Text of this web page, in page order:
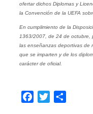
ofertar dichos Diplomas y
la Convención de la UEFA
En cumplimiento de la
1363/2007, de 24 de octubre,
las enseñanzas deportivas de
que se imparten y de los
carácter de oficial.
Facebook
Twitter